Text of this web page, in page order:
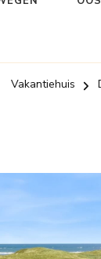
Vakantiehuis